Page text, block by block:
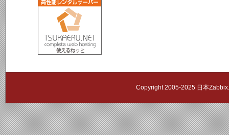
Copyright 2005-2025 日本